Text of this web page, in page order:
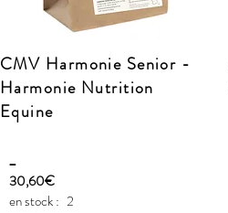
CMV Harmonie Senior -
Harmonie Nutrition
Equine
_
30,60€
en stock : 2